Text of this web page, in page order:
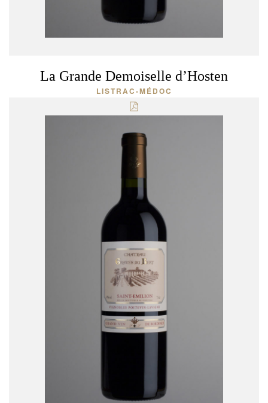
La Grande Demoiselle d’Hosten
LISTRAC-MÉDOC